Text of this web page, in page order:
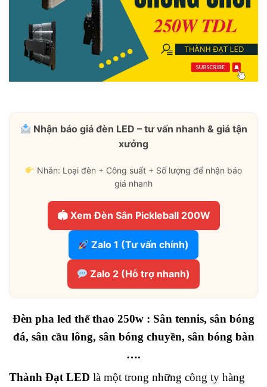
Nhận báo giá đèn LED – tư vấn nhanh & giá tận
xưởng
Nhắn: Loại đèn + Công suất + Số lượng để nhận báo
giá nhanh
🏟 Xem Đèn Sân Pickleball 200W
Zalo 1 (Tư vấn chính)
Zalo 2 (Hỗ trợ nhanh)
Đèn pha led thể thao 250w : Sân tennis, sân bóng
đá, sân cầu lông, sân bóng chuyền, sân bóng bàn
….
Thành Đạt LED là một trong những công ty hàng